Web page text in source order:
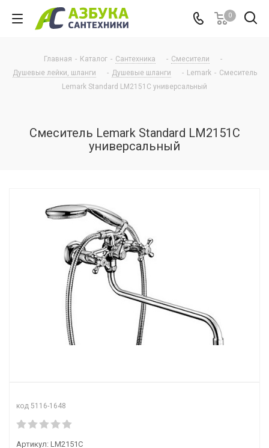
0
Главная - Каталог - Сантехника - Смесители
-
Душевые лейки, шланги
- Душевые шланги - Lemark - Смеситель
Lemark Standard LM2151C универсальный
Смеситель Lemark Standard LM2151C
универсальный
код 5116-1648
Артикул: LM2151C